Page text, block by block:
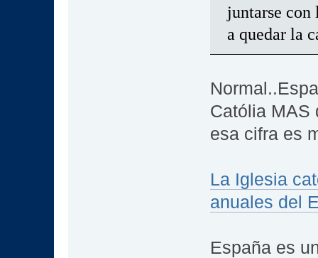
juntarse con
a quedar la
Católia MAS
esa cifra es
La Iglesia
anuales del
España es